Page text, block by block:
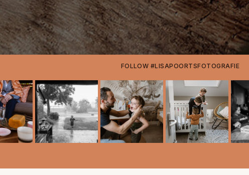
FOLLOW #LISAPOORTSFOTOGRAFIE